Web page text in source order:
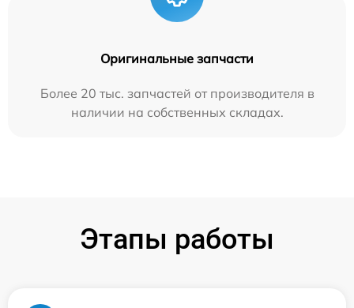
Оригинальные запчасти
Более 20 тыс. запчастей от производителя в
наличии на собственных складах.
Этапы работы